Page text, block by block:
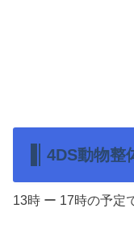
4DS動物整
13時 ー 17時の予定